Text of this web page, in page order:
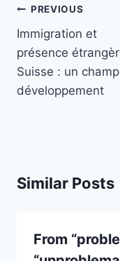
Post
navigation
PREVIOUS
Immigration et
présence
Suisse : un
développement
Similar Posts
From